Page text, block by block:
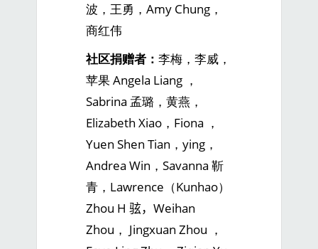
波，王勇，Amy Chung，
商红伟
社区捐赠者： 李梅，李威，
苹果 Angela Liang ，
Sabrina 孟璐，黄燕，
Elizabeth Xiao，Fiona ，
Yuen Shen Tian，ying，
Andrea Win，Savanna 靳
青，Lawrence（Kunhao）
Zhou H 𫠊，Weihan
Zhou， Jingxuan Zhou ，